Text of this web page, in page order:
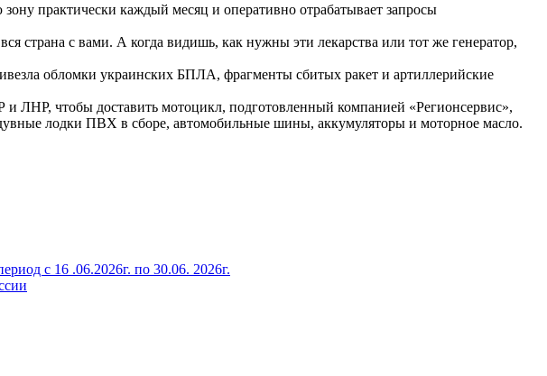
практически каждый месяц и оперативно отрабатывает запросы
страна с вами. А когда видишь, как нужны эти лекарства или тот же генератор,
обломки украинских БПЛА, фрагменты сбитых ракет и артиллерийские
ЛНР, чтобы доставить мотоцикл, подготовленный компанией «Регионсервис»,
лодки ПВХ в сборе, автомобильные шины, аккумуляторы и моторное масло.
с 16 .06.2026г. по 30.06. 2026г.